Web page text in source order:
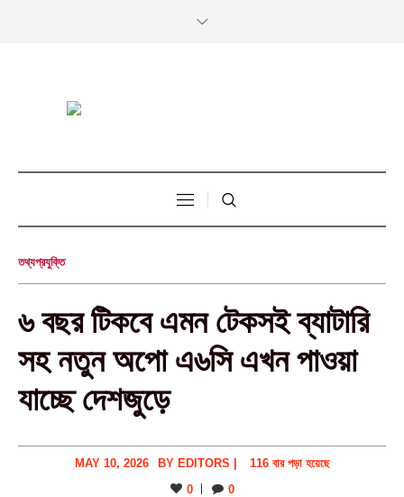
তথ্যপ্রযুক্তি
৬ বছর টিকবে এমন টেকসই ব্যাটারি
সহ নতুন অপো এ৬সি এখন পাওয়া
যাচ্ছে দেশজুড়ে
MAY 10, 2026 BY EDITORS
116 বার পড়া হয়েছে
0
0